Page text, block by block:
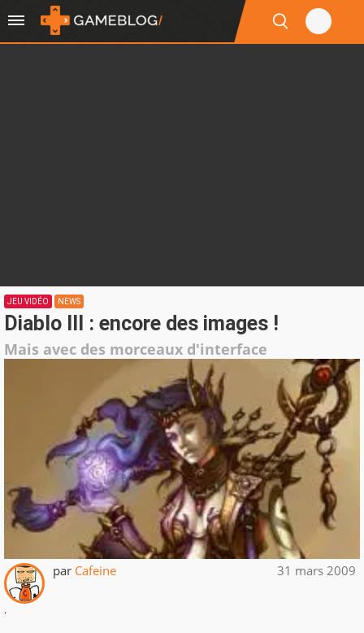
JEU VIDÉO NEWS
Diablo III : encore des images !
Mais avec des morceaux d'interface
par Cafeine 31 mars 2009
.